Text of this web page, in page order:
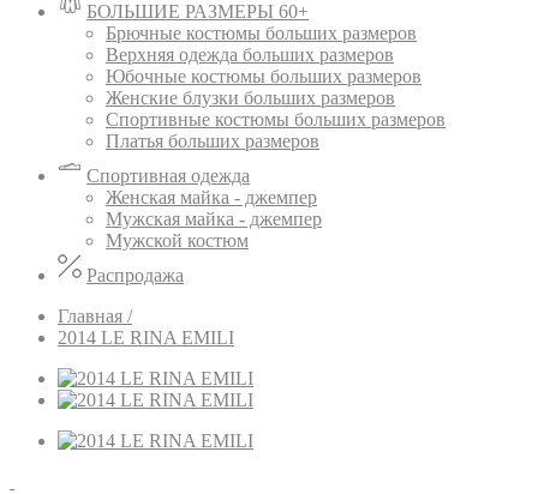
БОЛЬШИЕ РАЗМЕРЫ 60+
Брючные костюмы больших размеров
Верхняя одежда больших размеров
Юбочные костюмы больших размеров
Женские блузки больших размеров
Спортивные костюмы больших размеров
Платья больших размеров
Спортивная одежда
Женская майка - джемпер
Мужская майка - джемпер
Мужской костюм
Распродажа
Главная /
2014 LE RINA EMILI